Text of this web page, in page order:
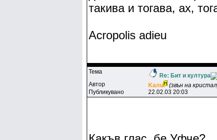
такива и тогава, ах,
Acropolis adieu
Тема
Re: Бит и култура
Автор
Kaлu
(звън на
Публикувано
22.02.03 20:03